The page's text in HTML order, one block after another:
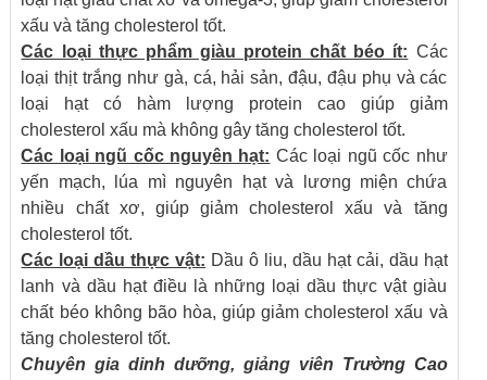
xấu và tăng cholesterol tốt.
Các loại thực phẩm giàu protein chất béo ít: Các
loại thịt trắng như gà, cá, hải sản, đậu, đậu phụ và các
loại hạt có hàm lượng protein cao giúp giảm
cholesterol xấu mà không gây tăng cholesterol tốt.
Các loại ngũ cốc nguyên hạt: Các loại ngũ cốc như
yến mạch, lúa mì nguyên hạt và lương miện chứa
nhiều chất xơ, giúp giảm cholesterol xấu và tăng
cholesterol tốt.
Các loại dầu thực vật: Dầu ô liu, dầu hạt cải, dầu hạt
lanh và dầu hạt điều là những loại dầu thực vật giàu
chất béo không bão hòa, giúp giảm cholesterol xấu và
tăng cholesterol tốt.
Chuyên gia dinh dưỡng, giảng viên Trường Cao